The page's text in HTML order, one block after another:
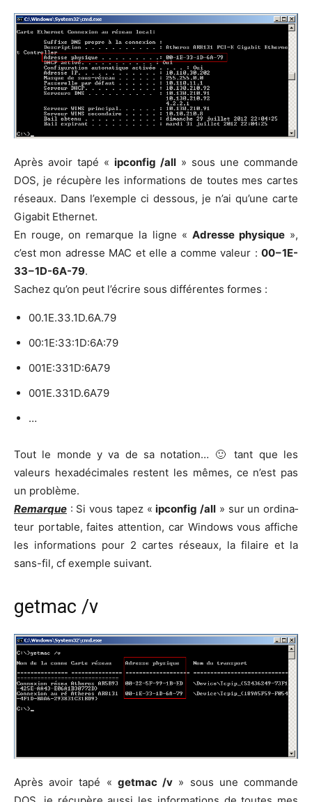
Après avoir tapé « ipcon­fig /all » sous une com­mande
DOS, je récu­père les infor­ma­tions de toutes mes cartes
réseaux. Dans l’exemple ci des­sous, je n’ai qu’une carte
Giga­bit Ethernet.
En rouge, on remarque la ligne « Adresse phy­sique»,
c’est mon adresse MAC et elle a comme valeur : 00 – 1E-
33 – 1D-6A-79.
Sachez qu’on peut l’é­crire sous dif­fé­rentes formes :
00.1E.33.1D.6A.79
00:1E:33:1D:6A:79
001E:331D:6A79
001E.331D.6A79
…
Tout le monde y va de sa nota­tion… 🙂 tant que les
valeurs hexa­dé­ci­males res­tent les mêmes, ce n’est pas
un problème.
Remarque : Si vous tapez «ipcon­fig /all » sur un ordi­na­
teur por­table, faites atten­tion, car Win­dows vous affiche
les infor­ma­tions pour 2 cartes réseaux, la filaire et la
sans-fil, cf exemple suivant.
getmac /v
Après avoir tapé « get­mac /v » sous une com­mande